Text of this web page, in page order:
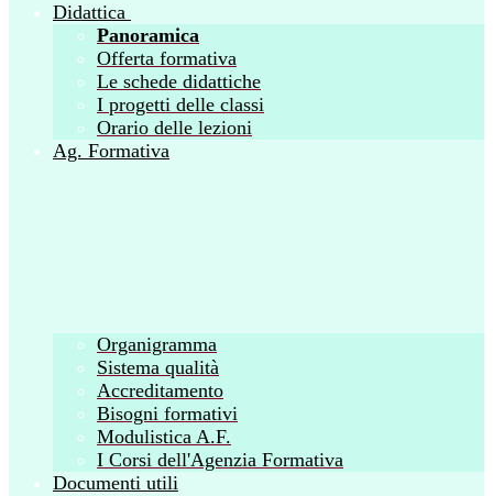
Didattica
Panoramica
Offerta formativa
Le schede didattiche
I progetti delle classi
Orario delle lezioni
Ag. Formativa
Organigramma
Sistema qualità
Accreditamento
Bisogni formativi
Modulistica A.F.
I Corsi dell'Agenzia Formativa
Documenti utili